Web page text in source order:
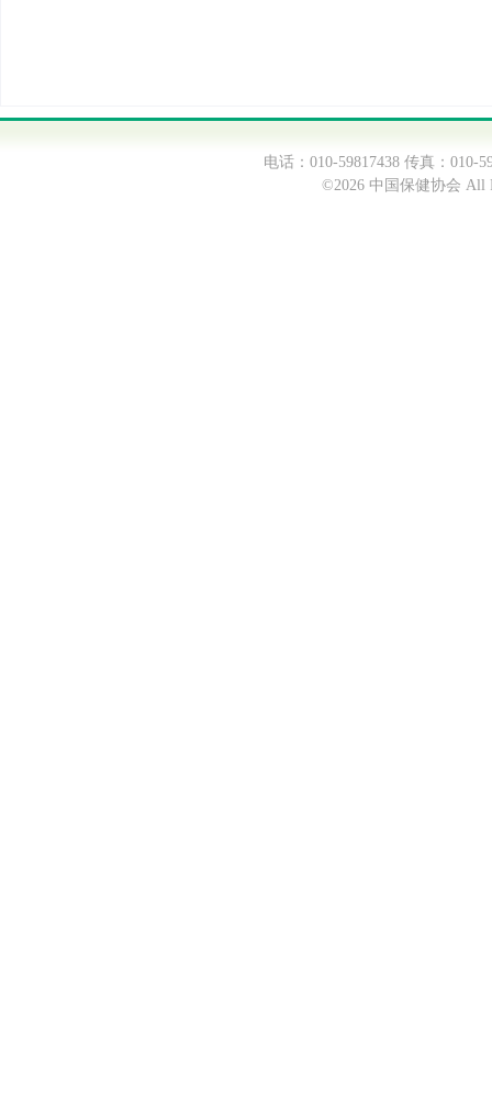
电话：010-59817438 传真：
©2026 中国保健协会 All